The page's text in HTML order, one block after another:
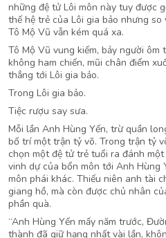
những đệ tử Lôi môn này tuy được
thế hệ trẻ của Lôi gia bảo nhưng
Tô Mộ Vũ vẫn kém quá xa.
Tô Mộ Vũ vung kiếm, bảy người ôm
không ham chiến, mũi chân điểm
thẳng tới Lôi gia bảo.
Trong Lôi gia bảo.
Tiệc rượu say sưa.
Mỗi lần Anh Hùng Yến, trừ quần
bố trí một trận tỷ võ. Trong trận tỷ
chọn một đệ tử trẻ tuổi ra đánh
vinh dự của bổn môn tới Anh Hùng
môn phái khác. Thiếu niên anh tài
giang hồ, mà còn được chủ nhân
phần quà.
“Anh Hùng Yến mấy năm trước,
thành đã giữ hạng nhất vài lần,